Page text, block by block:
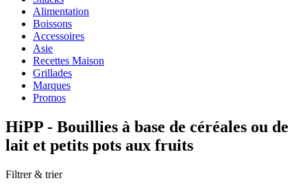
Alimentation
Boissons
Accessoires
Asie
Recettes Maison
Grillades
Marques
Promos
HiPP - Bouillies à base de céréales ou de
lait et petits pots aux fruits
Filtrer & trier